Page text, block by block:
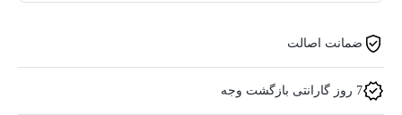
ضمانت اصالت
7 روز گارانتی بازگشت وجه